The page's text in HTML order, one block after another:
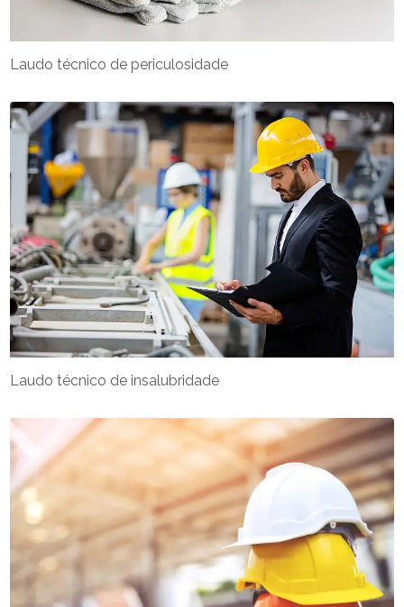
Laudo técnico de periculosidade
Laudo técnico de insalubridade